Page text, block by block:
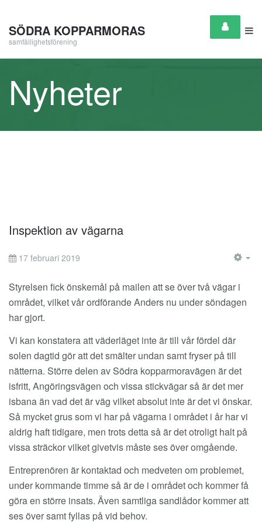
SÖDRA KOPPARMORAS
samfällighetsförening
Nyheter
Inspektion av vägarna
17 februari 2019
Styrelsen fick önskemål på mailen att se över två vägar i
området, vilket vår ordförande Anders nu under söndagen
har gjort.
Vi kan konstatera att väderläget inte är till vår fördel där
solen dagtid gör att det smälter undan samt fryser på till
nätterna. Större delen av Södra kopparmoravägen är det
isfritt, Angöringsvägen och vissa stickvägar så är det mer
isbana än vad det är väg vilket absolut inte är det vi önskar.
Så mycket grus som vi har på vägarna i området i år har vi
aldrig haft tidigare, men trots detta så är det otroligt halt på
vissa sträckor vilket givetvis måste ses över omgående.
Entreprenören är kontaktad och medveten om problemet,
under kommande timme så är de i området och kommer få
göra en större insats. Även samtliga sandlådor kommer att
ses över samt fyllas på vid behov.